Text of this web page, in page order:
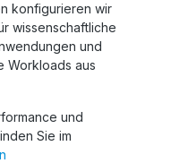
konfigurieren wir
wissenschaftliche
und
Workloads aus
und
Sie im